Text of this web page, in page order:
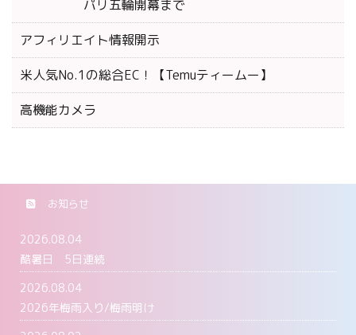
パリ五輪開幕まで
アフィリエイト情報開示
米人気No.1の総合EC！【Temuティームー】
高機能カメラ
お知らせ
2026.08.04
酷暑日 5日連続
2026.08.04
2026年梅雨入り/梅雨明け